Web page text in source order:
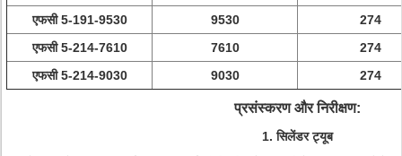
एफसी 5-191-9530 9530
274
एफसी 5-214-7610
7610
274
एफसी 5-214-9030
9030 274
प्रसंस्करण और निरीक्षण:
1. सिलेंडर ट्यूब